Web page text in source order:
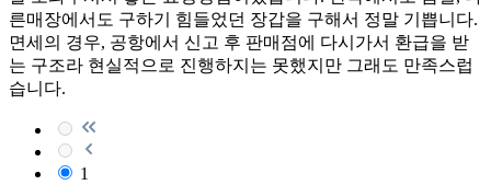
른매장에서도 구하기 힘들었던 장갑을 구해서 정말 기쁩니다.
면세의 경우, 공항에서 신고 후 판매점에 다시가서 환급을 받
는 구조라 현실적으로 진행하지는 못했지만 그래도 만족스럽
습니다.
1